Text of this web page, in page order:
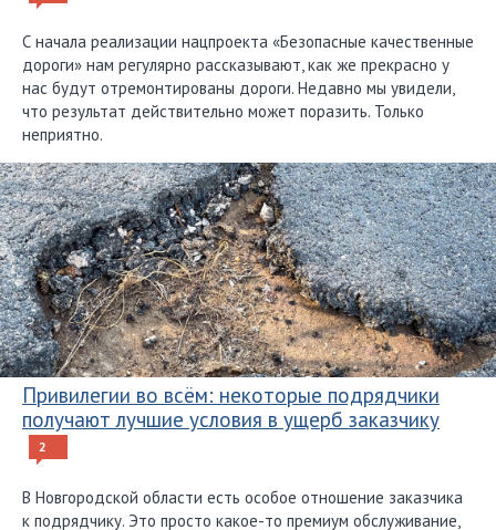
С начала реализации нацпроекта «Безопасные качественные
дороги» нам регулярно рассказывают, как же прекрасно у
нас будут отремонтированы дороги. Недавно мы увидели,
что результат действительно может поразить. Только
неприятно.
Привилегии во всём: некоторые подрядчики
получают лучшие условия в ущерб заказчику
2
В Новгородской области есть особое отношение заказчика
к подрядчику. Это просто какое-то премиум обслуживание,